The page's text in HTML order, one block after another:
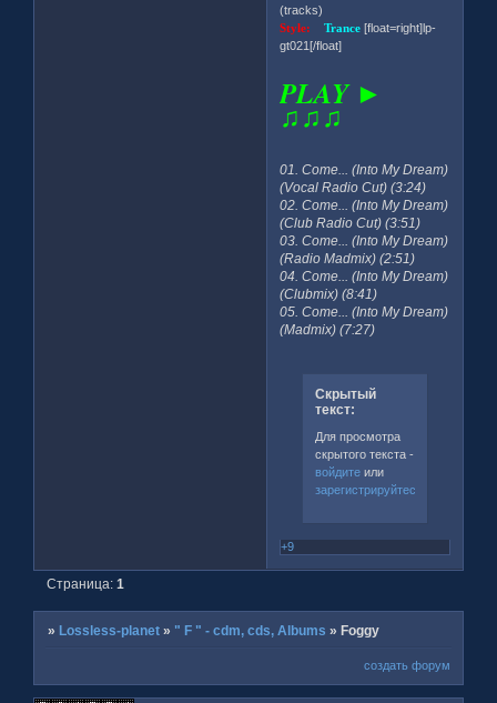
(tracks)
Style:Trance[float=right]lp-
gt021[/float]
PLAY ►
♫♫♫
01. Come... (Into My Dream)
(Vocal Radio Cut) (3:24)
02. Come... (Into My Dream)
(Club Radio Cut) (3:51)
03. Come... (Into My Dream)
(Radio Madmix) (2:51)
04. Come... (Into My Dream)
(Clubmix) (8:41)
05. Come... (Into My Dream)
(Madmix) (7:27)
Скрытый
текст:
Для просмотра
скрытого текста -
войдитеили
зарегистрируйтесь
+9
Страница:1
»Lossless-planet » " F " - cdm, cds, Albums »Foggy
создать форум